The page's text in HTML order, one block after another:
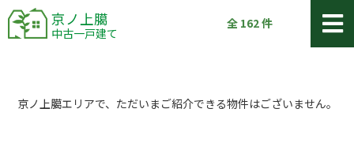
京ノ上臈
中古一戸建て
全 162件
京ノ上臈エリアで、ただいまご紹介できる物件はございません。